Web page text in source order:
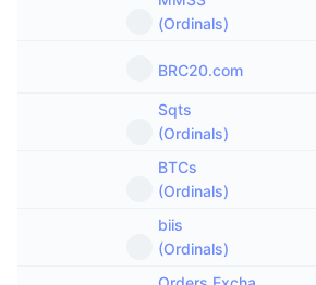
(Ordinals)
BRC20.com
Sqts
(Ordinals)
BTCs
(Ordinals)
biis
(Ordinals)